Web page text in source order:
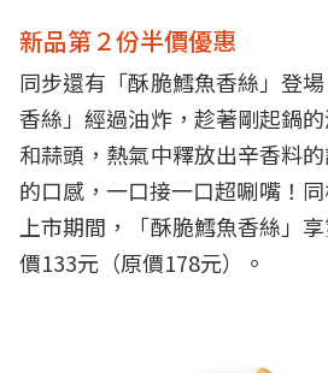
新品第２份半價優惠
同步還有「酥脆鱈魚香絲」登
香絲」經過油炸，趁著剛起鍋
和蒜頭，熱氣中釋放出辛香料
的口感，一口接一口超唰嘴！
上市期間，「酥脆鱈魚香絲」
價133元（原價178元）。